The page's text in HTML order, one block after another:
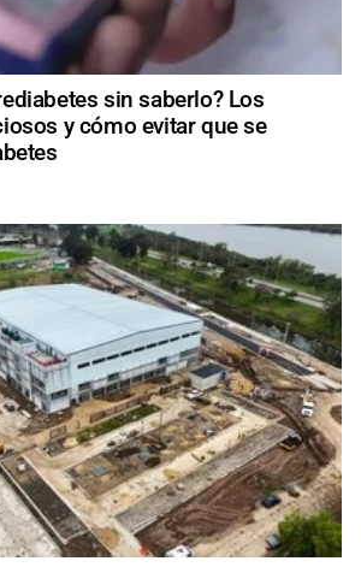
sin saberlo? Los
y cómo evitar que se